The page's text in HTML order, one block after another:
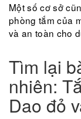
Một số cơ sở
phòng tắm của
và an toàn cho
Tìm lại
nhiên:
Dao đỏ